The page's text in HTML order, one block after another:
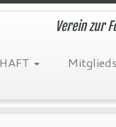
Verein zur